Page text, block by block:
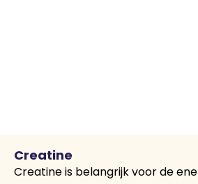
Creatine
Creatine is belangrijk voor de